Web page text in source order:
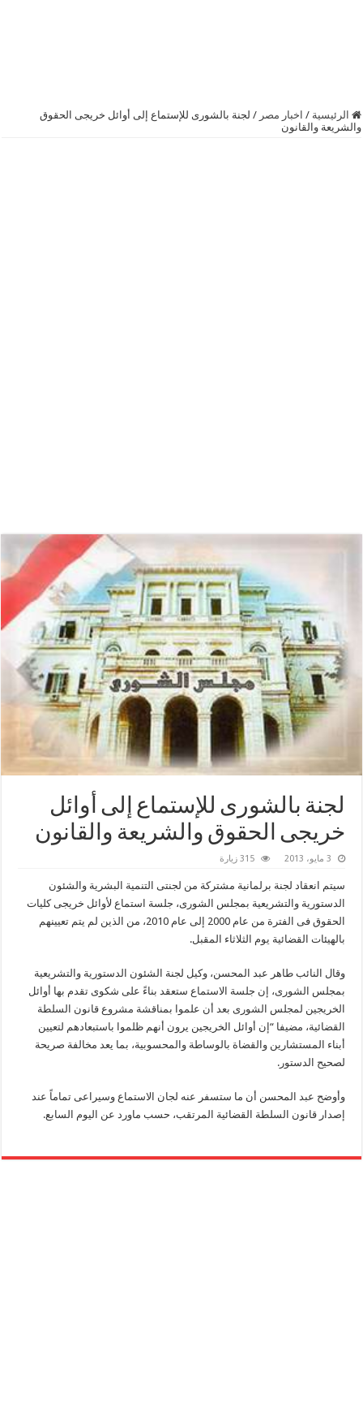
الرئيسية / اخبار مصر / لجنة بالشورى للإستماع إلى أوائل خريجى الحقوق
والشريعة والقانون
لجنة بالشورى للإستماع إلى أوائل
خريجى الحقوق والشريعة والقانون
3 مايو، 2013 315 زيارة
سيتم انعقاد لجنة برلمانية مشتركة من لجنتى التنمية البشرية والشئون
الدستورية والتشريعية بمجلس الشورى، جلسة استماع لأوائل خريجى كليات
الحقوق فى الفترة من عام 2000 إلى عام 2010، من الذين لم يتم تعيينهم
بالهيئات القضائية يوم الثلاثاء المقبل.
وقال النائب طاهر عبد المحسن، وكيل لجنة الشئون الدستورية والتشريعية
بمجلس الشورى، إن جلسة الاستماع ستعقد بناءً على شكوى تقدم بها أوائل
الخريجين لمجلس الشورى بعد أن علموا بمناقشة مشروع قانون السلطة
القضائية، مضيفا “إن أوائل الخريجين يرون أنهم ظلموا باستبعادهم لتعيين
أبناء المستشارين والقضاة بالوساطة والمحسوبية، بما يعد مخالفة صريحة
لصحيح الدستور.
وأوضح عبد المحسن أن ما ستسفر عنه لجان الاستماع وسيراعى تماماً عند
إصدار قانون السلطة القضائية المرتقب، حسب ماورد عن اليوم السابع.